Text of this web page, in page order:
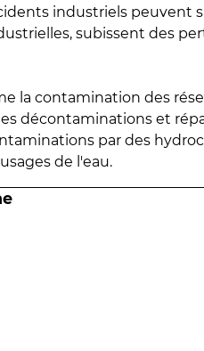
industriels peuvent
subissent des
la contamination des
décontaminations et
par des
de l'eau.